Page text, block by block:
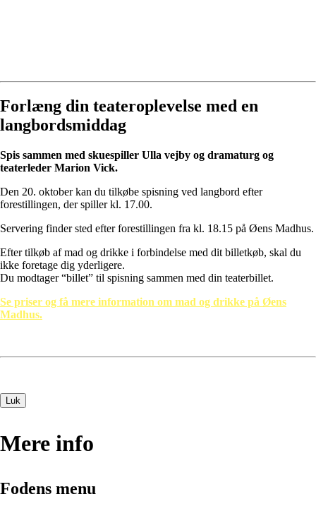
Forlæng din teateroplevelse med en
langbordsmiddag
Spis sammen med skuespiller Ulla vejby og dramaturg og
teaterleder Marion Vick.
Den 20. oktober kan du tilkøbe spisning ved langbord efter
forestillingen, der spiller kl. 17.00.
Servering finder sted efter forestillingen fra kl. 18.15 på Øens Madhus.
Efter tilkøb af mad og drikke i forbindelse med dit billetkøb, skal du
ikke foretage dig yderligere.
Du modtager “billet” til spisning sammen med din teaterbillet.
Se priser og få mere information om mad og drikke på Øens
Madhus.
Luk
Mere info
Fodens menu